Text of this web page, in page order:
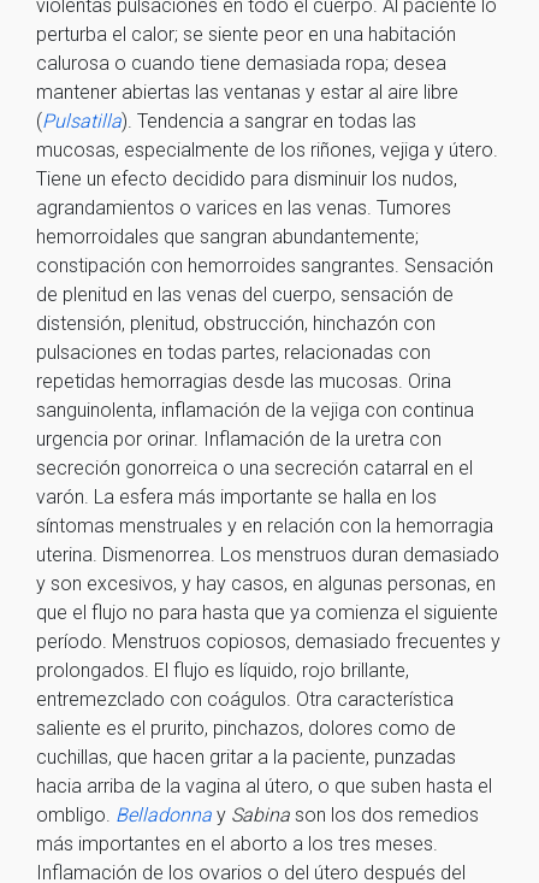
violentas pulsaciones en todo el cuerpo. Al paciente lo
perturba el calor; se siente peor en una habitación
calurosa o cuando tiene demasiada ropa; desea
mantener abiertas las ventanas y estar al aire libre
(Pulsatilla). Tendencia a sangrar en todas las
mucosas, especialmente de los riñones, vejiga y útero.
Tiene un efecto decidido para disminuir los nudos,
agrandamientos o varices en las venas. Tumores
hemorroidales que sangran abundantemente;
constipación con hemorroides sangrantes. Sensación
de plenitud en las venas del cuerpo, sensación de
distensión, plenitud, obstrucción, hinchazón con
pulsaciones en todas partes, relacionadas con
repetidas hemorragias desde las mucosas. Orina
sanguinolenta, inflamación de la vejiga con continua
urgencia por orinar. Inflamación de la uretra con
secreción gonorreica o una secreción catarral en el
varón. La esfera más importante se halla en los
síntomas menstruales y en relación con la hemorragia
uterina. Dismenorrea. Los menstruos duran demasiado
y son excesivos, y hay casos, en algunas personas, en
que el flujo no para hasta que ya comienza el siguiente
período. Menstruos copiosos, demasiado frecuentes y
prolongados. El flujo es líquido, rojo brillante,
entremezclado con coágulos. Otra característica
saliente es el prurito, pinchazos, dolores como de
cuchillas, que hacen gritar a la paciente, punzadas
hacia arriba de la vagina al útero, o que suben hasta el
ombligo. Belladonna y Sabina son los dos remedios
más importantes en el aborto a los tres meses.
Inflamación de los ovarios o del útero después del